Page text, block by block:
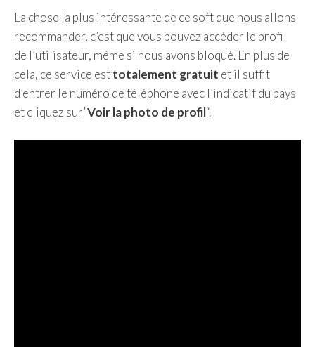
La chose la plus intéressante de ce soft que nous allons
recommander, c’est que vous pouvez accéder le profil
de l’utilisateur, même si nous avons bloqué. En plus de
cela, ce service esttotalement gratuit et il suffit
d’entrer le numéro de téléphone avec l’indicatif du pays
et cliquez sur”Voir la photo de profil“.